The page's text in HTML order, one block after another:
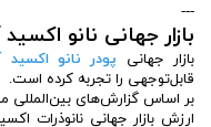
---
بازار جهانی نانو
بازار جهانی پودر نانو
قابل‌توجهی را تجربه کرده است.
بر اساس گزارش‌های بین‌المللی